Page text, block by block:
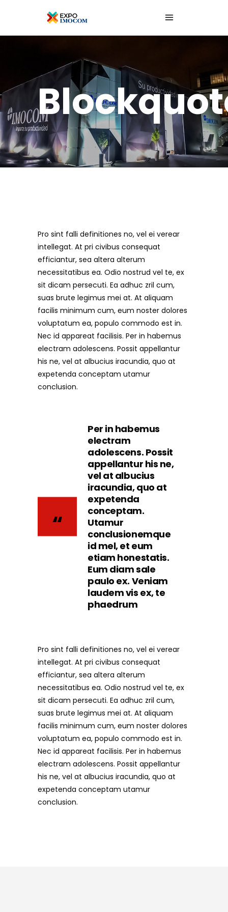
Pro sint falli definitiones no, vel ei verear
intellegat. At pri civibus consequat
efficiantur, sea altera alterum
necessitatibus ea. Odio nostrud vel te, ex
sit dicam persecuti. Ea adhuc zril cum,
suas brute legimus mei at. At aliquam
facilis minimum cum, eum noster dolores
voluptatum ea, populo commodo est in.
Nec id appareat facilisis. Per in habemus
electram adolescens. Possit appellantur
his ne, vel at albucius iracundia, quo at
expetenda conceptam utamur
conclusion.
Per in habemus
electram
adolescens. Possit
appellantur his ne,
vel at albucius
iracundia, quo at
expetenda
conceptam.
Utamur
conclusionemque
id mel, et eum
etiam honestatis.
Eum diam sale
paulo ex. Veniam
laudem vis ex, te
phaedrum
Pro sint falli definitiones no, vel ei verear
intellegat. At pri civibus consequat
efficiantur, sea altera alterum
necessitatibus ea. Odio nostrud vel te, ex
sit dicam persecuti. Ea adhuc zril cum,
suas brute legimus mei at. At aliquam
facilis minimum cum, eum noster dolores
voluptatum ea, populo commodo est in.
Nec id appareat facilisis. Per in habemus
electram adolescens. Possit appellantur
his ne, vel at albucius iracundia, quo at
expetenda conceptam utamur
conclusion.